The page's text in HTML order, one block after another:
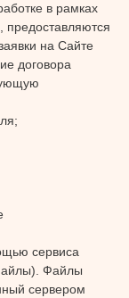
в рамках
предоставляются
на Сайте
договора
сервиса
Файлы
сервером